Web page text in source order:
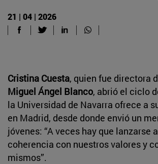
21 | 04 | 2026
Cristina Cuesta, quien fue directora
Miguel Ángel Blanco, abrió el ciclo
la Universidad de Navarra ofrece a
en Madrid, desde donde envió un
jóvenes: “A veces hay que lanzarse
coherencia con nuestros valores y
mismos”.